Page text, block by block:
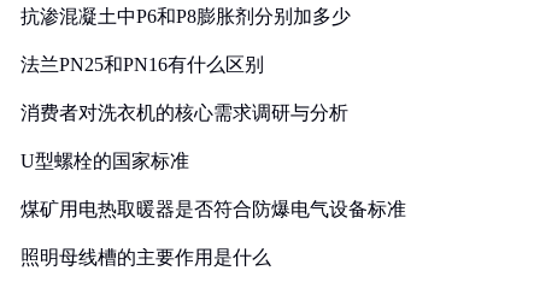
抗渗混凝土中P6和P8膨胀剂分别加多少
法兰PN25和PN16有什么区别
消费者对洗衣机的核心需求调研与分析
U型螺栓的国家标准
煤矿用电热取暖器是否符合防爆电气设备标准
照明母线槽的主要作用是什么